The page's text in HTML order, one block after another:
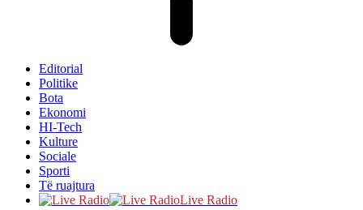
Editorial
Politike
Bota
Ekonomi
HI-Tech
Kulture
Sociale
Sporti
Të ruajtura
Live Radio